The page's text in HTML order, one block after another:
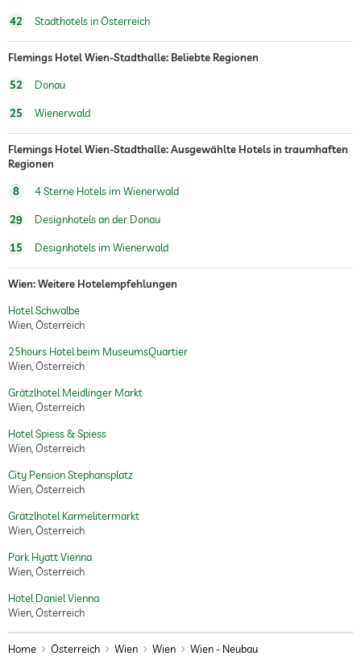
42 Stadthotels in Österreich
Flemings Hotel Wien-Stadthalle: Beliebte Regionen
52 Donau
25 Wienerwald
Flemings Hotel Wien-Stadthalle: Ausgewählte Hotels in traumhaften
Regionen
8 4 Sterne Hotels im Wienerwald
29 Designhotels an der Donau
15 Designhotels im Wienerwald
Wien: Weitere Hotelempfehlungen
Hotel Schwalbe
Wien, Österreich
25hours Hotel beim MuseumsQuartier
Wien, Österreich
Grätzlhotel Meidlinger Markt
Wien, Österreich
Hotel Spiess & Spiess
Wien, Österreich
City Pension Stephansplatz
Wien, Österreich
Grätzlhotel Karmelitermarkt
Wien, Österreich
Park Hyatt Vienna
Wien, Österreich
Hotel Daniel Vienna
Wien, Österreich
Home Österreich Wien Wien Wien - Neubau